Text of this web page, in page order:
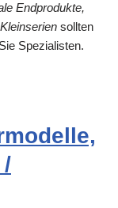
Endprodukte,
sollten
Spezialisten.
/